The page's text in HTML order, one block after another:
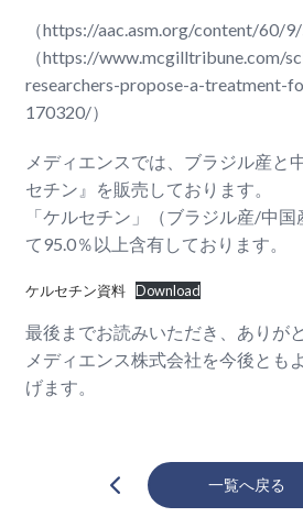
（https://aac.asm.org/content/60/9/
（https://www.mcgilltribune.com/
researchers-propose-a-treatment-
170320/）
メディエンスでは、ブラジル産と
セチン』を販売しております。
「ケルセチン」（ブラジル産/中
て95.0％以上含有しております。
ケルセチン資料 Download
最後までお読みいただき、ありが
メディエンス株式会社を今後とも
げます。
一覧へ戻る